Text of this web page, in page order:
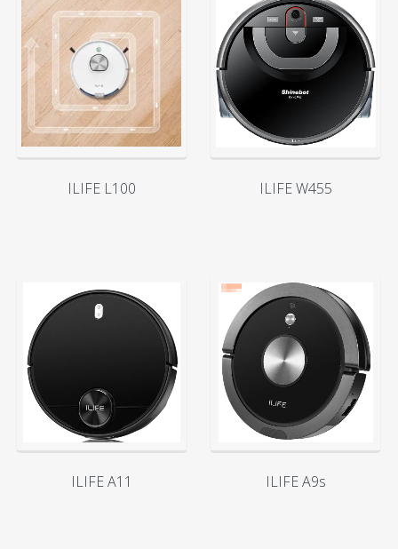
ILIFE L100 ILIFE W455
ILIFE A11 ILIFE A9s